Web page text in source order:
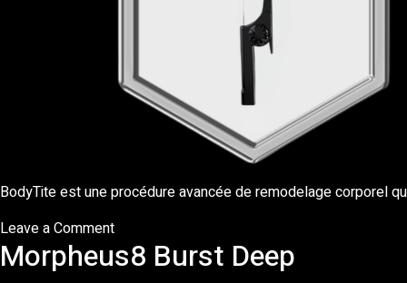
BodyTite est une procédure avancée de remodelage corporel
Leave a Commenton
BodyTite
IRF
Morpheus8 Burst Deep